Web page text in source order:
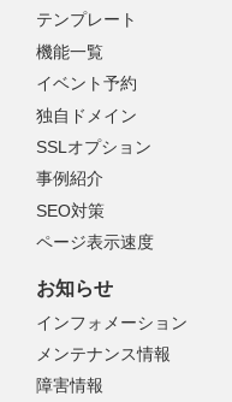
テンプレート
機能一覧
イベント予約
独自ドメイン
SSLオプション
事例紹介
SEO対策
ページ表示速度
お知らせ
インフォメーション
メンテナンス情報
障害情報